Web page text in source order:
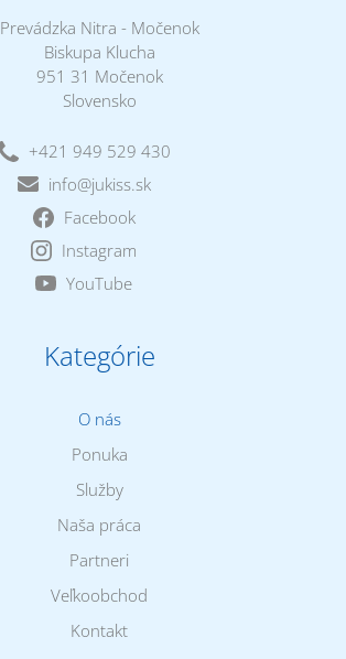
Prevádzka Nitra - Močenok
Biskupa Klucha
951 31 Močenok
Slovensko
+421 949 529 430
info@jukiss.sk
Facebook
Instagram
YouTube
Kategórie
O nás
Ponuka
Služby
Naša práca
Partneri
Veľkoobchod
Kontakt